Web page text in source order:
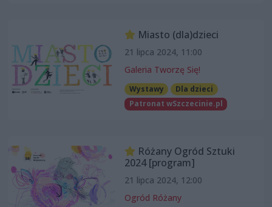
Miasto (dla)dzieci
21 lipca 2024, 11:00
Galeria Tworzę Się!
Wystawy
Dla dzieci
Patronat wSzczecinie.pl
Różany Ogród Sztuki
2024 [program]
21 lipca 2024, 12:00
Ogród Różany